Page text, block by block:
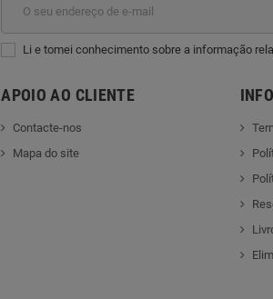
Li e tomei conhecimento sobre a informação
APOIO AO CLIENTE
Contacte-nos
Mapa do site